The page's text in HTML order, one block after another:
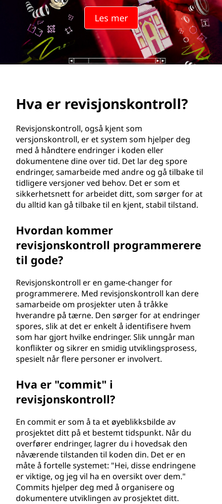
s
Les mer
Hva er revisjonskontroll?
Revisjonskontroll, også kjent som
versjonskontroll, er et system som hjelper deg
med å håndtere endringer i koden eller
dokumentene dine over tid. Det lar deg spore
endringer, samarbeide med andre og gå tilbake til
tidligere versjoner ved behov. Det er som et
sikkerhetsnett for arbeidet ditt, som sørger for at
du alltid kan gå tilbake til en kjent, stabil tilstand.
Hvordan kommer
revisjonskontroll programmerere
til gode?
Revisjonskontroll er en game-changer for
programmerere. Med revisjonskontroll kan dere
samarbeide om prosjekter uten å tråkke
hverandre på tærne. Den sørger for at endringer
spores, slik at det er enkelt å identifisere hvem
som har gjort hvilke endringer. Slik unngår man
konflikter og sikrer en smidig utviklingsprosess,
spesielt når flere personer er involvert.
Hva er "commit" i
revisjonskontroll?
En commit er som å ta et øyeblikksbilde av
prosjektet ditt på et bestemt tidspunkt. Når du
overfører endringer, lagrer du i hovedsak den
nåværende tilstanden til koden din. Det er en
måte å fortelle systemet: "Hei, disse endringene
er viktige, og jeg vil ha en oversikt over dem."
Commits hjelper deg med å organisere og
dokumentere utviklingen av prosjektet ditt.